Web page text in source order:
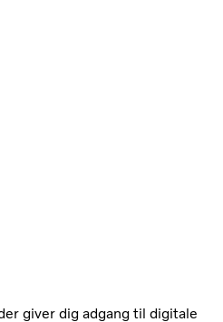
giver dig adgang til digitale